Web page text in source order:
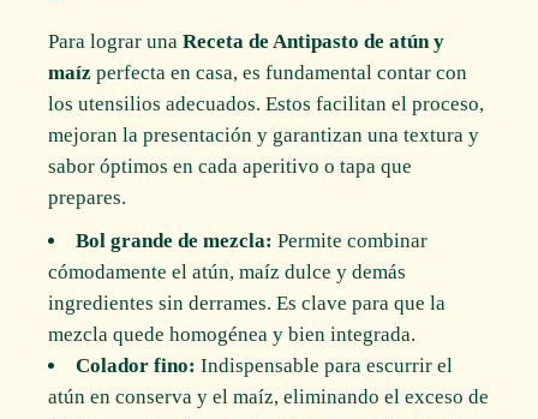
Para lograr unaReceta de Antipasto de atún y
maíz perfecta en casa, es fundamental contar con
los utensilios adecuados. Estos facilitan el proceso,
mejoran la presentación y garantizan una textura y
sabor óptimos en cada aperitivo o tapa que
prepares.
Bol grande de mezcla: Permite combinar
cómodamente el atún, maíz dulce y demás
ingredientes sin derrames. Es clave para que la
mezcla quede homogénea y bien integrada.
Colador fino: Indispensable para escurrir el
atún en conserva y el maíz, eliminando el exceso de